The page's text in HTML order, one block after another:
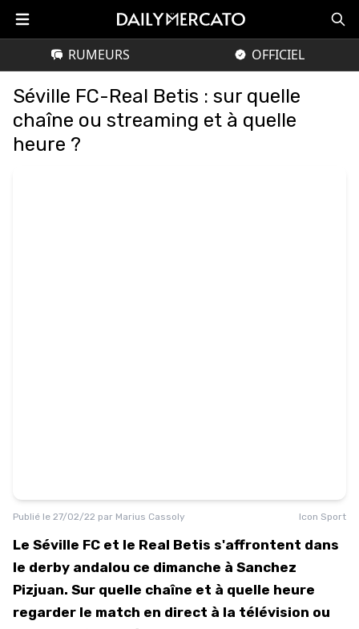
RUMEURS OFFICIEL
Séville FC-Real Betis : sur quelle
chaîne ou streaming et à quelle
heure ?
Publié le 27/02/22 par Marius Cassoly Icon Sport
Le Séville FC et le Real Betis s'affrontent dans
le derby andalou ce dimanche à Sanchez
Pizjuan. Sur quelle chaîne et à quelle heure
regarder le match en direct à la télévision ou